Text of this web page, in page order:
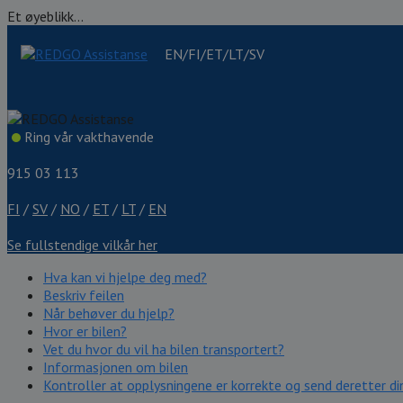
Et øyeblikk...
EN/FI/ET/LT/SV
Ring vår vakthavende
915 03 113
FI / SV / NO / ET / LT / EN
Se fullstendige vilkår her
Hva kan vi hjelpe deg med?
Beskriv feilen
Når behøver du hjelp?
Hvor er bilen?
Vet du hvor du vil ha bilen transportert?
Informasjonen om bilen
Kontroller at opplysningene er korrekte og send deretter